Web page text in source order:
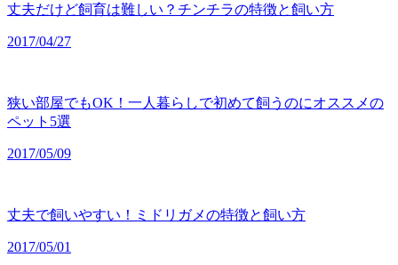
丈夫だけど飼育は難しい？チンチラの特徴と飼い方
2017/04/27
狭い部屋でもOK！一人暮らしで初めて飼うのにオススメの
ペット5選
2017/05/09
丈夫で飼いやすい！ミドリガメの特徴と飼い方
2017/05/01